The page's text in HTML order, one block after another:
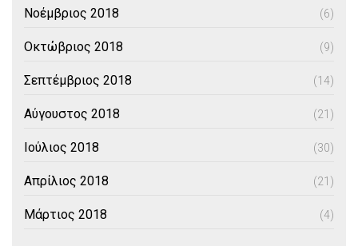
Νοέμβριος 2018 (6)
Οκτώβριος 2018 (9)
Σεπτέμβριος 2018 (14)
Αύγουστος 2018 (21)
Ιούλιος 2018 (30)
Απρίλιος 2018 (21)
Μάρτιος 2018 (4)